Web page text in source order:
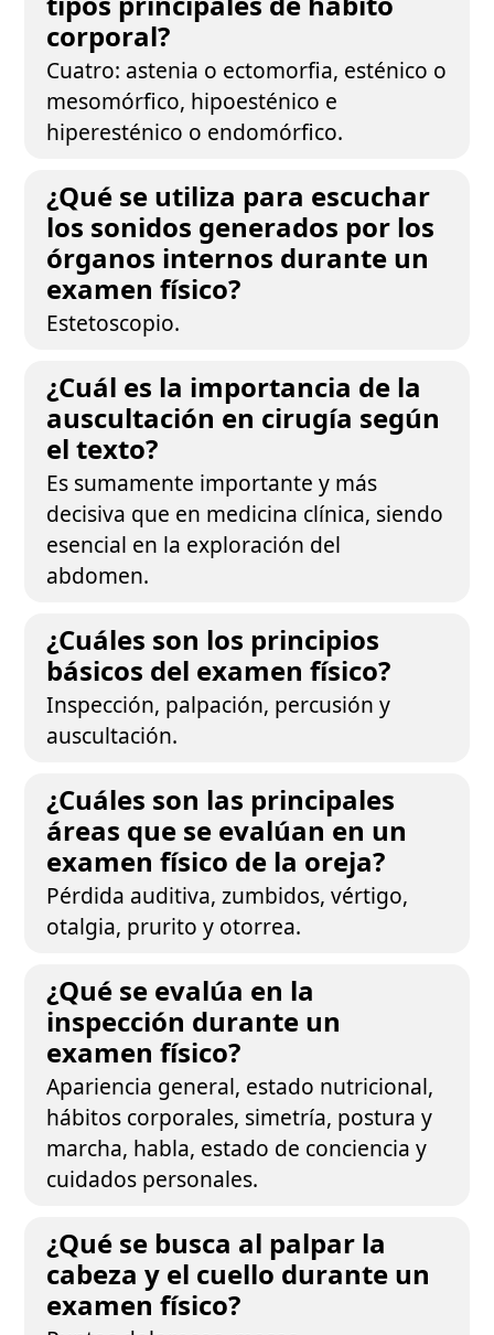
corporal?
Cuatro: astenia o ectomorfia, esténico o
mesomórfico, hipoesténico e
hiperesténico o endomórfico.
¿Qué se utiliza para escuchar
los sonidos generados por los
órganos internos durante un
examen físico?
Estetoscopio.
¿Cuál es la importancia de la
auscultación en cirugía según
el texto?
Es sumamente importante y más
decisiva que en medicina clínica, siendo
esencial en la exploración del
abdomen.
¿Cuáles son los principios
básicos del examen físico?
Inspección, palpación, percusión y
auscultación.
¿Cuáles son las principales
áreas que se evalúan en un
examen físico de la oreja?
Pérdida auditiva, zumbidos, vértigo,
otalgia, prurito y otorrea.
¿Qué se evalúa en la
inspección durante un
examen físico?
Apariencia general, estado nutricional,
hábitos corporales, simetría, postura y
marcha, habla, estado de conciencia y
cuidados personales.
¿Qué se busca al palpar la
cabeza y el cuello durante un
examen físico?